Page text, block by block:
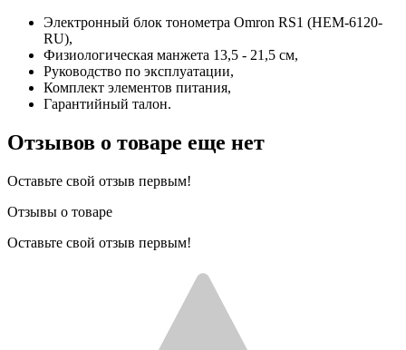
Электронный блок тонометра Omron RS1 (HEM-6120-
RU),
Физиологическая манжета 13,5 - 21,5 см,
Руководство по эксплуатации,
Комплект элементов питания,
Гарантийный талон.
Отзывов о товаре еще нет
Оставьте свой отзыв первым!
Отзывы о товаре
Оставьте свой отзыв первым!